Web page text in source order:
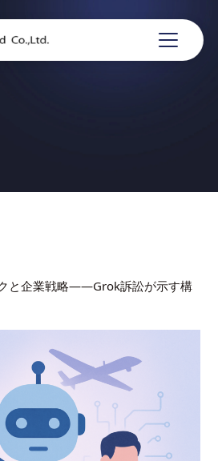
と企業戦略——Grok訴訟が示す構